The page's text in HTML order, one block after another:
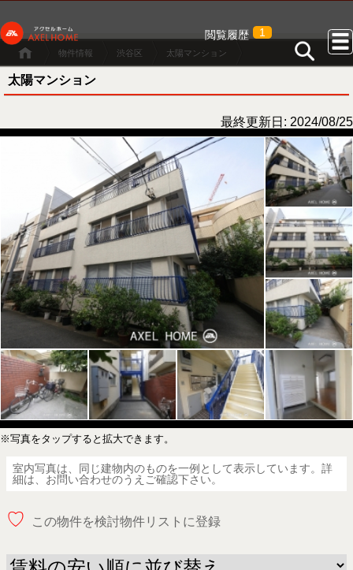
閲覧履歴 1
物件情報 渋谷区 太陽マンション
太陽マンション
最終更新日: 2024/08/25
※写真をタップすると拡大できます。
室内写真は、同じ建物内のものを一例として表示しています。詳
細は、お問い合わせのうえご確認下さい。
♡ この物件を検討物件リストに登録